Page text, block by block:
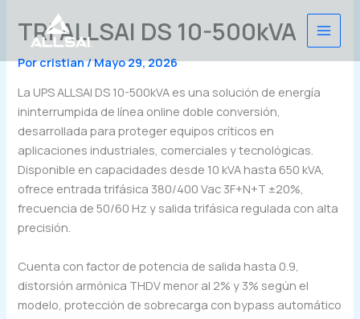
contenido
TRI ALLSAI DS 10-500kVA
Porcristian/Mayo 29, 2026
La UPS ALLSAI DS 10-500kVA es una solución de energía
ininterrumpida de línea online doble conversión,
desarrollada para proteger equipos críticos en
aplicaciones industriales, comerciales y tecnológicas.
Disponible en capacidades desde 10 kVA hasta 650 kVA,
ofrece entrada trifásica 380/400 Vac 3F+N+T ±20%,
frecuencia de 50/60 Hz y salida trifásica regulada con alta
precisión.
Cuenta con factor de potencia de salida hasta 0.9,
distorsión armónica THDV menor al 2% y 3% según el
modelo, protección de sobrecarga con bypass automático